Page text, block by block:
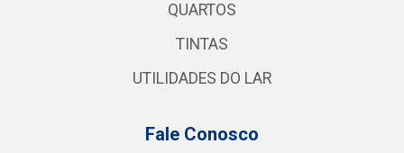
QUARTOS
TINTAS
UTILIDADES DO LAR
Fale Conosco